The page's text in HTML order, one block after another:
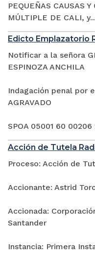
PEQUEÑAS CAUSAS
MÚLTIPLE DE CALI, y...
Edicto Emplazatorio
Notificar a la señora
ESPINOZA ANCHILA
Indagación penal por
AGRAVADO
SPOA 05001 60 00206
Acción de Tutela
Proceso: Acción de
Accionante: Astrid
Accionada:
Santander
Instancia: Primera